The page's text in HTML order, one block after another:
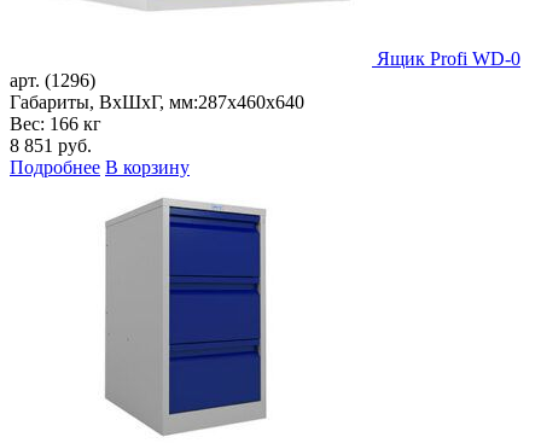
Ящик Profi WD-0
арт. (1296)
Габариты, ВxШxГ, мм:287x460x640
Вес: 166 кг
8 851 руб.
Подробнее В корзину